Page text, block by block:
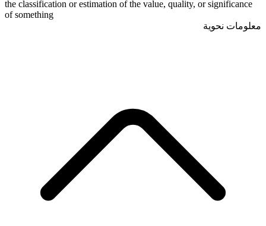
the classification or estimation of the value, quality, or significance
of something
معلومات نحوية